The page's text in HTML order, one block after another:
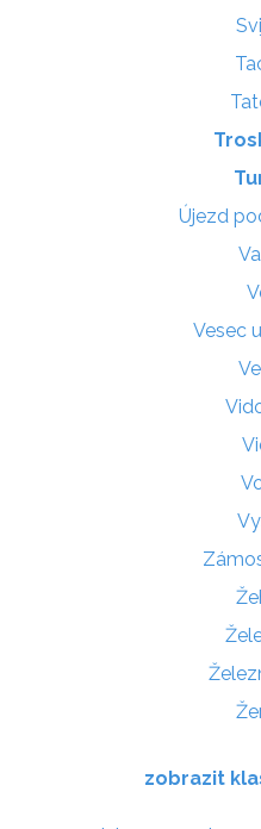
Újezd
Vesec
zobrazit